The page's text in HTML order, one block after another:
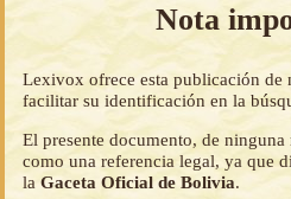
Nota
Lexivox ofrece esta publicación de
facilitar su identificación en la
El presente documento, de
como una referencia legal, ya que
laGaceta Oficial de Bolivia.